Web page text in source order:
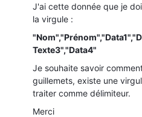
J'ai cette donnée que je
la virgule :
Texte3","Data4"
Je souhaite savoir
guillemets, existe une
traiter comme délimiteur.
Merci